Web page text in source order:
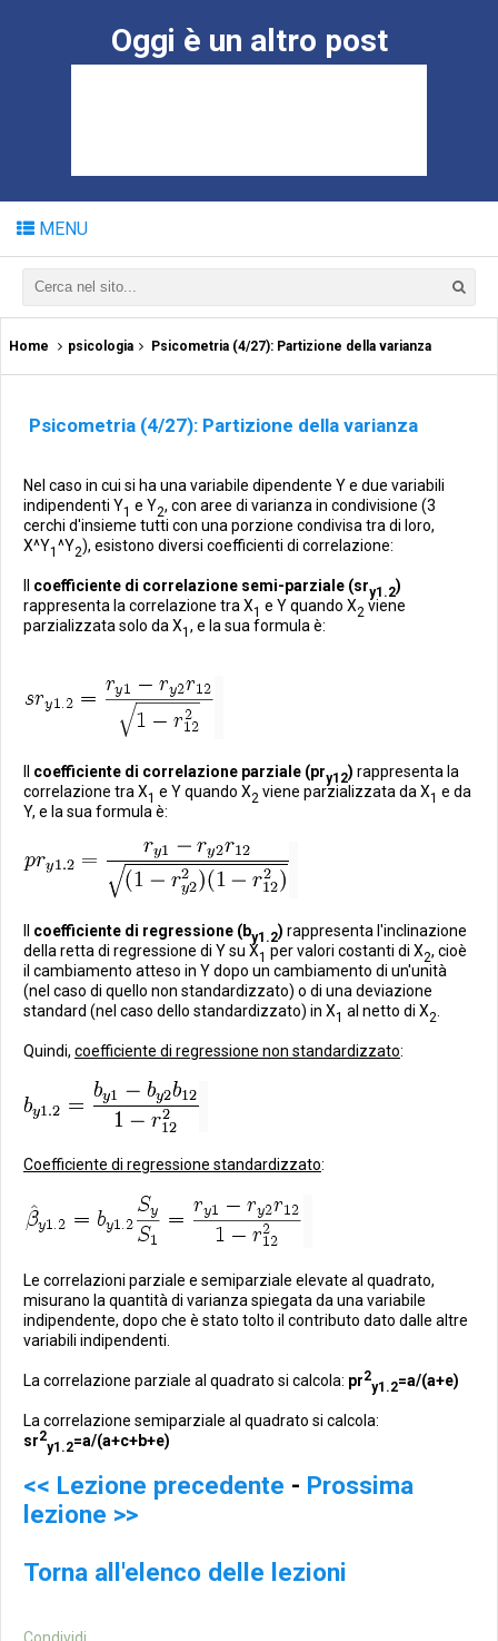
Oggi è un altro post
MENU
Home psicologia Psicometria (4/27): Partizione della varianza
Psicometria (4/27): Partizione della varianza
Nel caso in cui si ha una variabile dipendente Y e due variabili
indipendenti Y1 e Y2, con aree di varianza in condivisione (3
cerchi d'insieme tutti con una porzione condivisa tra di loro,
X^Y1 ^Y2), esistono diversi coefficienti di correlazione:
coefficiente di correlazione semi-parziale (sry1.2)
rappresenta la correlazione tra X1 e Y quando X2 viene
parzializzata solo da X1 , e la sua formula è:
coefficiente di correlazione parziale (pry12) rappresenta la
correlazione tra X1 e Y quando X2 viene parzializzata da X1 e da
Y, e la sua formula è:
coefficiente di regressione (by1.2) rappresenta l'inclinazione
della retta di regressione di Y su X1 per valori costanti di X2, cioè
il cambiamento atteso in Y dopo un cambiamento di un'unità
(nel caso di quello non standardizzato) o di una deviazione
standard (nel caso dello standardizzato) in X1 al netto di X2
Quindi, coefficiente di regressione non standardizzato:
Coefficiente di regressione standardizzato:
Le correlazioni parziale e semiparziale elevate al quadrato,
misurano la quantità di varianza spiegata da una variabile
indipendente, dopo che è stato tolto il contributo dato dalle altre
variabili indipendenti.
La correlazione parziale al quadrato si calcola: pr2
y1.2=a/(a+e)
La correlazione semiparziale al quadrato si calcola:
sr2
y1.2=a/(a+c+b+e)
<< Lezione precedente - Prossima
lezione >>
Torna all'elenco delle lezioni